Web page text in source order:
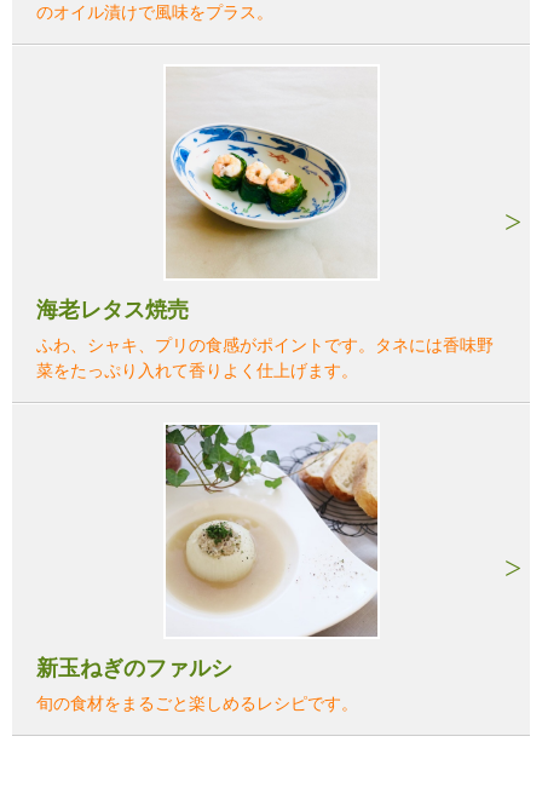
のオイル漬けで風味をプラス。
海老レタス焼売
ふわ、シャキ、プリの食感がポイントです。タネには香味野
菜をたっぷり入れて香りよく仕上げます。
新玉ねぎのファルシ
旬の食材をまるごと楽しめるレシピです。